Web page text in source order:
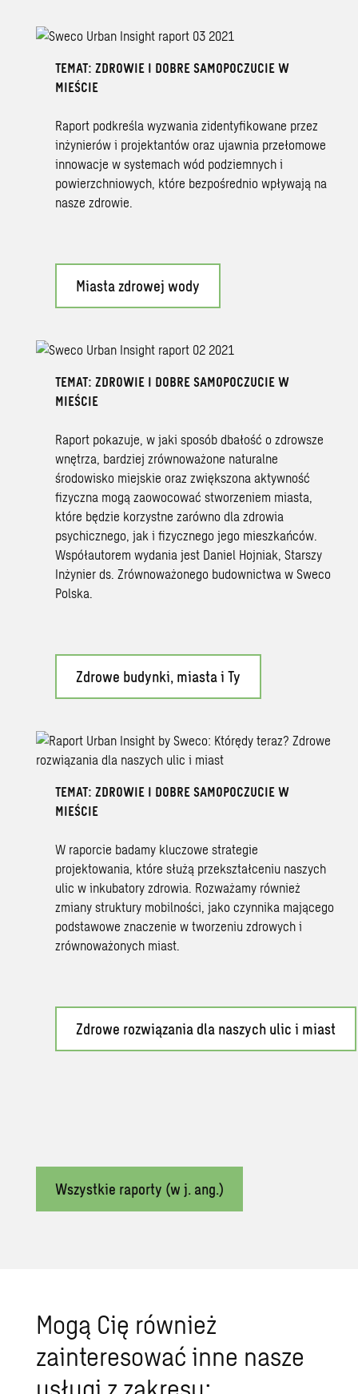
TEMAT: ZDROWIE I DOBRE SAMOPOCZUCIE W
MIEŚCIE
Raport podkreśla wyzwania zidentyfikowane przez
inżynierów i projektantów oraz ujawnia przełomowe
innowacje w systemach wód podziemnych i
powierzchniowych, które bezpośrednio wpływają na
nasze zdrowie.
Miasta zdrowej wody
TEMAT: ZDROWIE I DOBRE SAMOPOCZUCIE W
MIEŚCIE
Raport pokazuje, w jaki sposób dbałość o zdrowsze
wnętrza, bardziej zrównoważone naturalne
środowisko miejskie oraz zwiększona aktywność
fizyczna mogą zaowocować stworzeniem miasta,
które będzie korzystne zarówno dla zdrowia
psychicznego, jak i fizycznego jego mieszkańców.
Współautorem wydania jest Daniel Hojniak, Starszy
Inżynier ds. Zrównoważonego budownictwa w Sweco
Polska.
Zdrowe budynki, miasta i Ty
TEMAT: ZDROWIE I DOBRE SAMOPOCZUCIE W
MIEŚCIE
W raporcie badamy kluczowe strategie
projektowania, które służą przekształceniu naszych
ulic w inkubatory zdrowia. Rozważamy również
zmiany struktury mobilności, jako czynnika mającego
podstawowe znaczenie w tworzeniu zdrowych i
zrównoważonych miast.
Zdrowe rozwiązania dla naszych ulic i miast
Wszystkie raporty (w j. ang.)
Mogą Cię również
zainteresować inne nasze
usługi z zakresu: